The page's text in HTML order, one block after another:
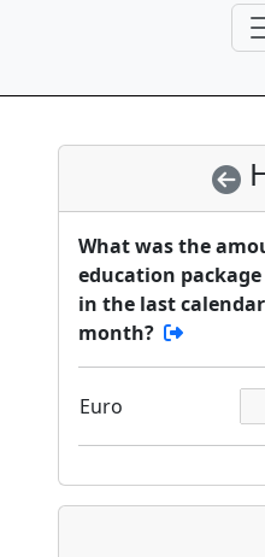
What was the
education
in the last
month?
Euro